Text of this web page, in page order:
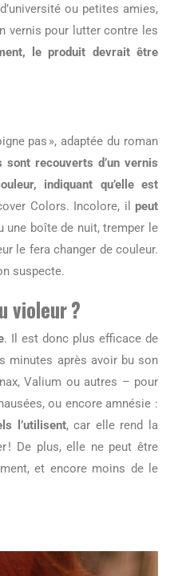
ou petites amies,
vernis pour lutter contre les
le produit devrait être
pas », adaptée du roman
recouverts d’un vernis
indiquant qu’elle est
Colors. Incolore, ilpeut
une boîte de nuit, tremper le
le fera changer de couleur.
suspecte.
violeur ?
. Il est donc plus efficace de
minutes après avoir bu son
Valium ou autres – pour
ou encore amnésie :
l’utilisent, car elle rend la
! De plus, elle ne peut être
et encore moins de le